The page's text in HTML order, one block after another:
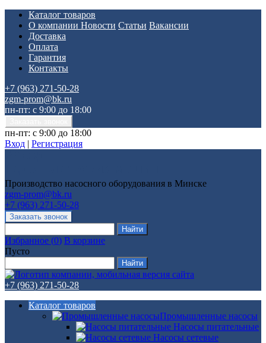
Каталог товаров
О компании Новости Статьи Вакансии
Доставка
Оплата
Гарантия
Контакты
+7 (963) 271-50-28
zgm-prom@bk.ru
пн-пт: с 9:00 до 18:00
пн-пт: с 9:00 до 18:00
Вход | Регистрация
Производство насосного оборудования в Минске
zgm-prom@bk.ru
+7 (963) 271-50-28
Избранное (0) В корзине
Пусто
+7 (963) 271-50-28
Каталог товаров
Промышленные насосы
Насосы питательные
Насосы сетевые